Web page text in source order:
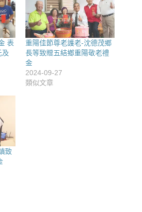
表
及
重陽佳節尊老護老-沈德茂鄉
長等致贈五結鄉重陽敬老禮
金
2024-09-27
類似文章
致